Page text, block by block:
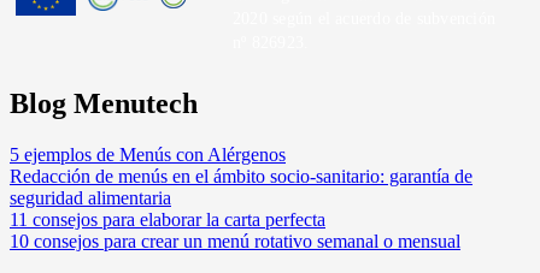
Blog Menutech
5 ejemplos de Menús con Alérgenos
Redacción de menús en el ámbito socio-sanitario: garantía de
seguridad alimentaria
11 consejos para elaborar la carta perfecta
10 consejos para crear un menú rotativo semanal o mensual